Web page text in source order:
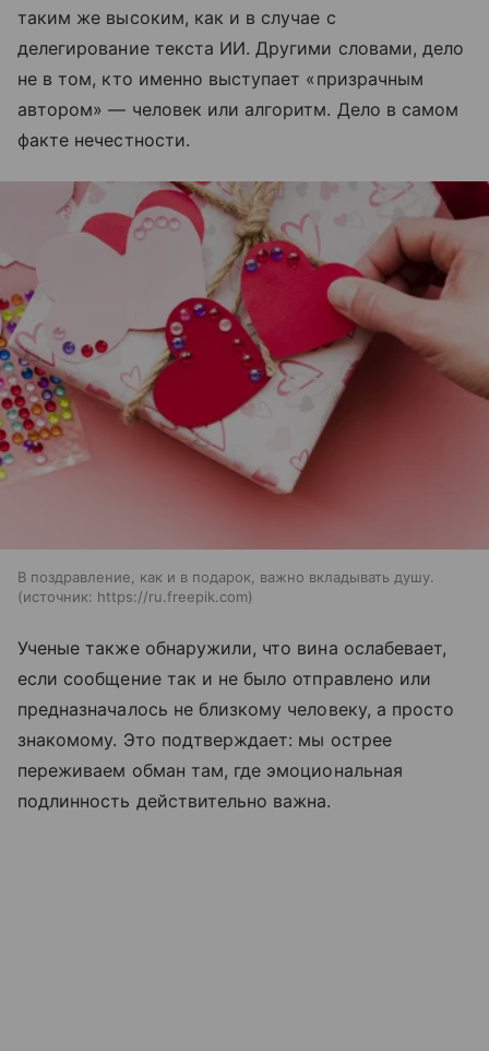
таким же высоким, как и в случае с
делегирование текста ИИ. Другими словами, дело
не в том, кто именно выступает «призрачным
автором» — человек или алгоритм. Дело в самом
факте нечестности.
В поздравление, как и в подарок, важно вкладывать душу.
источник: https://ru.freepik.com
Ученые также обнаружили, что вина ослабевает,
если сообщение так и не было отправлено или
предназначалось не близкому человеку, а просто
знакомому. Это подтверждает: мы острее
переживаем обман там, где эмоциональная
подлинность действительно важна.